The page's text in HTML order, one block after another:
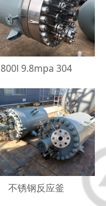
800l 9.8mpa 304
不锈钢反应釜